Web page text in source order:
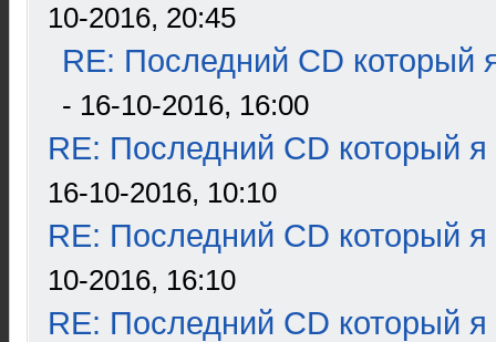
10-2016, 20:45
RE: Последний CD который
- 16-10-2016, 16:00
RE: Последний CD который я
16-10-2016, 10:10
RE: Последний CD который я
10-2016, 16:10
RE: Последний CD который я